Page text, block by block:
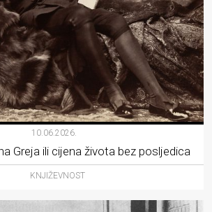
10.06.2026.
Greja ili cijena života bez posljedica
KNJIŽEVNOST